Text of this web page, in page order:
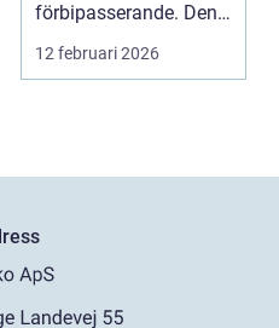
förbipasserande. Den
fungerar som e...
12 februari 2026